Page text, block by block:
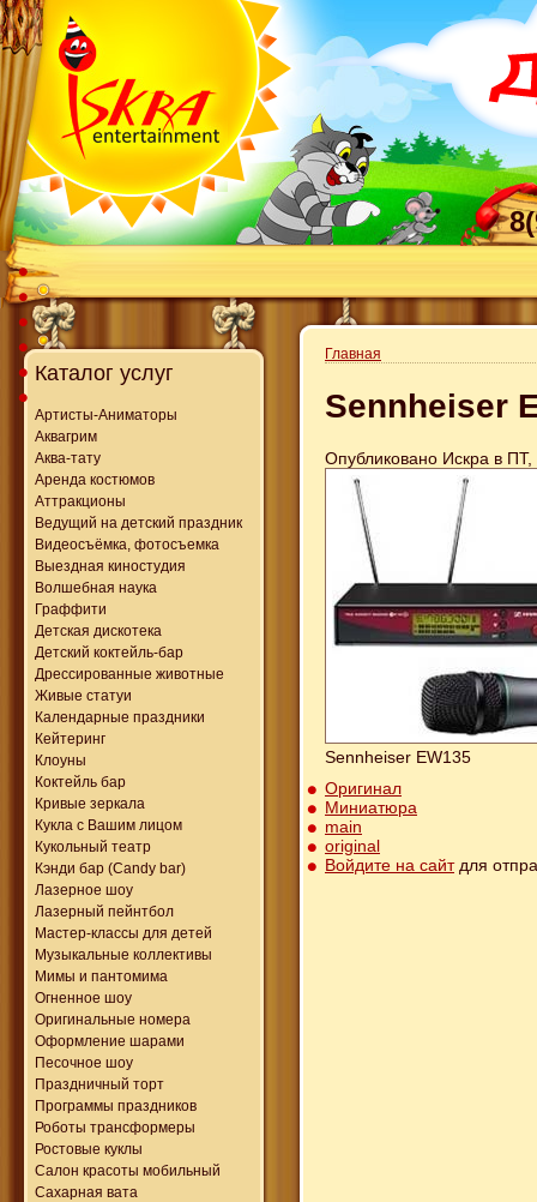
Каталог услуг
Артисты-Аниматоры
Аквагрим
Аква-тату
Аренда костюмов
Аттракционы
Ведущий на детский праздник
Видеосъёмка, фотосъемка
Выездная киностудия
Волшебная наука
Граффити
Детская дискотека
Детский коктейль-бар
Дрессированные животные
Живые статуи
Календарные праздники
Кейтеринг
Клоуны
Коктейль бар
Кривые зеркала
Кукла с Вашим лицом
Кукольный театр
Кэнди бар (Candy bar)
Лазерное шоу
Лазерный пейнтбол
Мастер-классы для детей
Музыкальные коллективы
Мимы и пантомима
Огненное шоу
Оригинальные номера
Оформление шарами
Песочное шоу
Праздничный торт
Программы праздников
Роботы трансформеры
Ростовые куклы
Салон красоты мобильный
Сахарная вата
Главная
Sennheiser
Опубликовано Искра в
Sennheiser EW135
Оригинал
Миниатюра
main
original
Войдите на сайтдля